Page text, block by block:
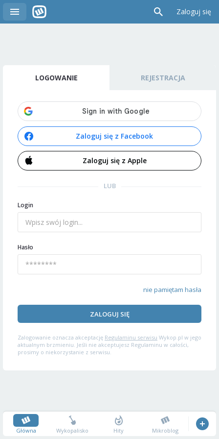
Zaloguj się
LOGOWANIE REJESTRACJA
Zaloguj się z Facebook
Zaloguj się z Apple
LUB
Login
Hasło
nie pamiętam hasła
ZALOGUJ SIĘ
Zalogowanie oznacza akceptację Regulaminu serwisu Wykop.pl w jego
aktualnym brzmieniu. Jeśli nie akceptujesz Regulaminu w całości,
prosimy o niekorzystanie z serwisu.
Główna Wykopalisko Hity Mikroblog